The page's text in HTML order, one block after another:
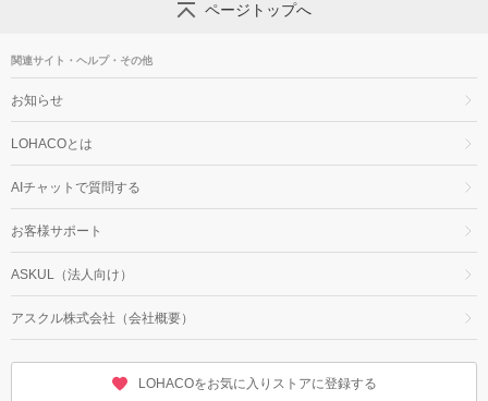
ページトップへ
関連サイト・ヘルプ・その他
お知らせ
LOHACOとは
AIチャットで質問する
お客様サポート
ASKUL（法人向け）
アスクル株式会社（会社概要）
LOHACOをお気に入りストアに登録する